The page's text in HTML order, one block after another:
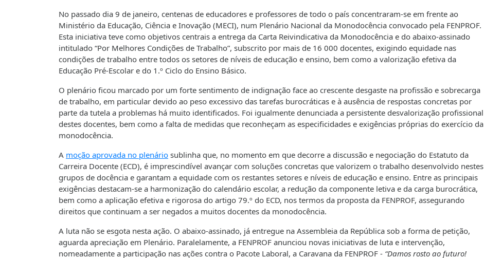
No passado dia 9 de janeiro, centenas de educadores e professores de todo o país concentraram-se em frente ao
Ministério da Educação, Ciência e Inovação (MECI), num Plenário Nacional da Monodocência convocado pela FENPROF.
Esta iniciativa teve como objetivos centrais a entrega da Carta Reivindicativa da Monodocência e do abaixo-assinado
intitulado “Por Melhores Condições de Trabalho”, subscrito por mais de 16 000 docentes, exigindo equidade nas
condições de trabalho entre todos os setores de níveis de educação e ensino, bem como a valorização efetiva da
Educação Pré-Escolar e do 1.º Ciclo do Ensino Básico.
O plenário ficou marcado por um forte sentimento de indignação face ao crescente desgaste na profissão e sobrecarga
de trabalho, em particular devido ao peso excessivo das tarefas burocráticas e à ausência de respostas concretas por
parte da tutela a problemas há muito identificados. Foi igualmente denunciada a persistente desvalorização profissional
destes docentes, bem como a falta de medidas que reconheçam as especificidades e exigências próprias do exercício da
monodocência.
A moção aprovada no plenário sublinha que, no momento em que decorre a discussão e negociação do Estatuto da
Carreira Docente (ECD), é imprescindível avançar com soluções concretas que valorizem o trabalho desenvolvido nestes
grupos de docência e garantam a equidade com os restantes setores e níveis de educação e ensino. Entre as principais
exigências destacam-se a harmonização do calendário escolar, a redução da componente letiva e da carga burocrática,
bem como a aplicação efetiva e rigorosa do artigo 79.º do ECD, nos termos da proposta da FENPROF, assegurando
direitos que continuam a ser negados a muitos docentes da monodocência.
A luta não se esgota nesta ação. O abaixo-assinado, já entregue na Assembleia da República sob a forma de petição,
aguarda apreciação em Plenário. Paralelamente, a FENPROF anunciou novas iniciativas de luta e intervenção,
nomeadamente a participação nas ações contra o Pacote Laboral, a Caravana da FENPROF - “Damos rosto ao futuro!